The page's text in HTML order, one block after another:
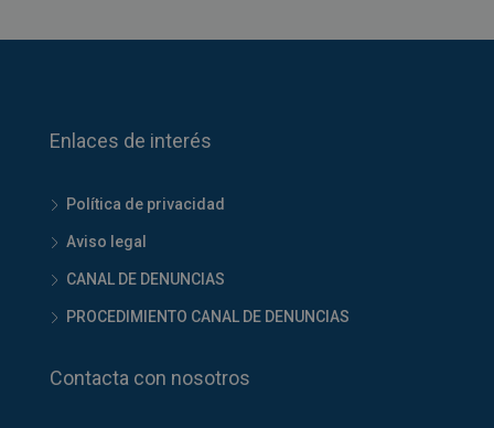
Enlaces de interés
Política de privacidad
Aviso legal
CANAL DE DENUNCIAS
PROCEDIMIENTO CANAL DE DENUNCIAS
Contacta con nosotros